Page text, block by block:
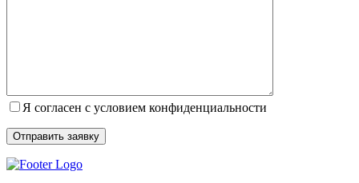
Я согласен с условием конфиденциальности